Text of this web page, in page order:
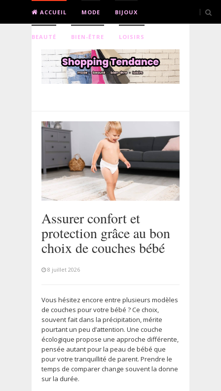
ACCUEIL MODE BIJOUX
BEAUTÉ BIEN-ÊTRE LOISIRS
Assurer confort et
protection grâce au bon
choix de couches bébé
8 juillet 2026
Vous hésitez encore entre plusieurs modèles
de couches pour votre bébé ? Ce choix,
souvent fait dans la précipitation, mérite
pourtant un peu d’attention. Une couche
écologique propose une approche différente,
pensée autant pour la peau de bébé que
pour votre tranquillité de parent. Prendre le
temps de comparer change souvent la donne
sur la durée.